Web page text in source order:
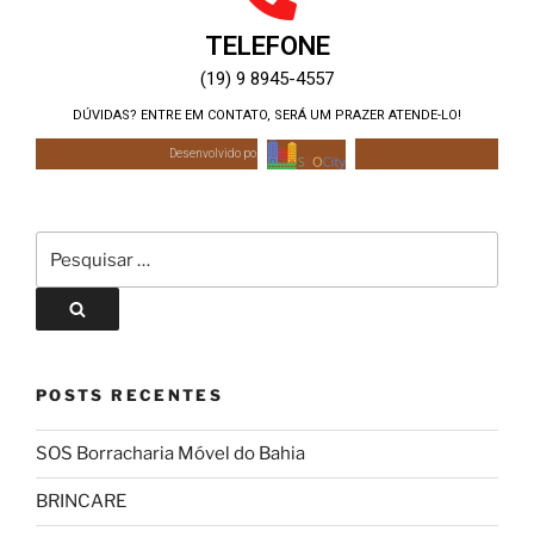
TELEFONE
(19) 9 8945-4557
DÚVIDAS? ENTRE EM CONTATO, SERÁ UM PRAZER ATENDE-LO!
Desenvolvido por:
POSTS RECENTES
SOS Borracharia Móvel do Bahia
BRINCARE